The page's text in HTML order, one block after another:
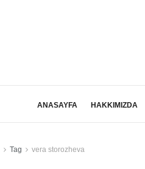
ANASAYFA HAKKIMIZDA
Tag vera storozheva